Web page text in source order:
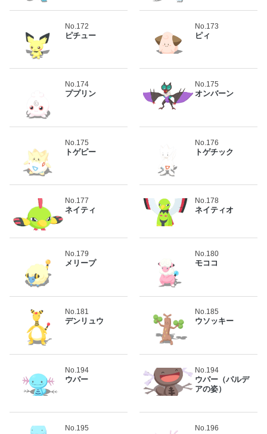
No.172
ピチュー
No.173
ピィ
No.174
ププリン
No.175
オンバーン
No.175
トゲピー
No.176
トゲチック
No.177
ネイティ
No.178
ネイティオ
No.179
メリープ
No.180
モココ
No.181
デンリュウ
No.185
ウソッキー
No.194
ウパー
No.194
ウパー（パルデ
アの姿）
No.195 No.196